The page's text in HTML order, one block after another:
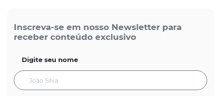
Inscreva-se em nosso Newsletter para
receber conteúdo exclusivo
Digite seu nome